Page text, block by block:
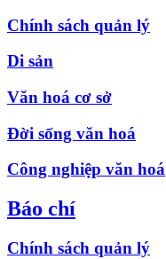
Chính sách quản lý
Di sản
Văn hoá cơ sở
Đời sống văn hoá
Công nghiệp văn hoá
Báo chí
Chính sách quản lý